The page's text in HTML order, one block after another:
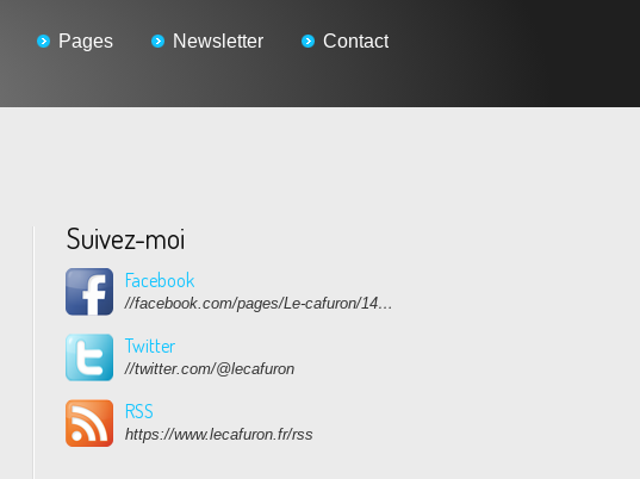
Pages Newsletter Contact
Suivez-moi
Facebook
//facebook.com/pages/Le-cafuron/1415682768741632
Twitter
//twitter.com/@lecafuron
RSS
https://www.lecafuron.fr/rss